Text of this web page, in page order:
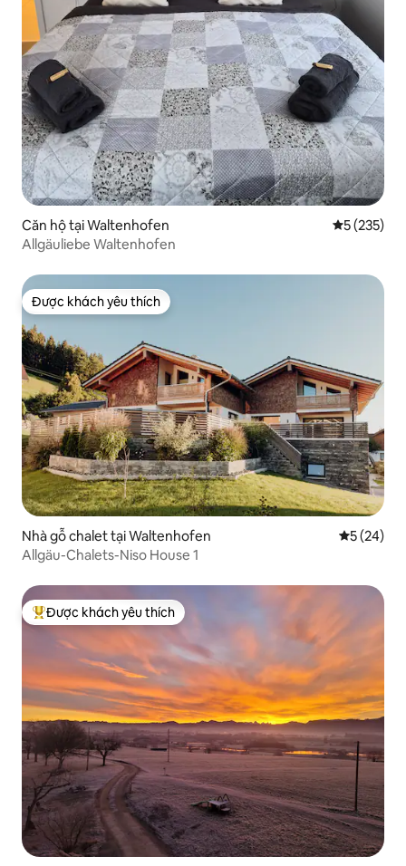
Căn hộ tại Waltenhofen Xếp hạng
5 (235)
Allgäuliebe Waltenhofen
Được khách yêu thích
Được khách yêu thích
Nhà gỗ chalet tại Waltenhofen Xếp hạng
5 (24)
Allgäu-Chalets-Niso House 1
Được khách yêu thích nhất
Được khách yêu thích